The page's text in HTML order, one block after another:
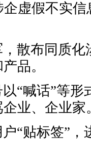
假不实信
布同质化
品。
喊话”等形
业、企业家
贴标签”，